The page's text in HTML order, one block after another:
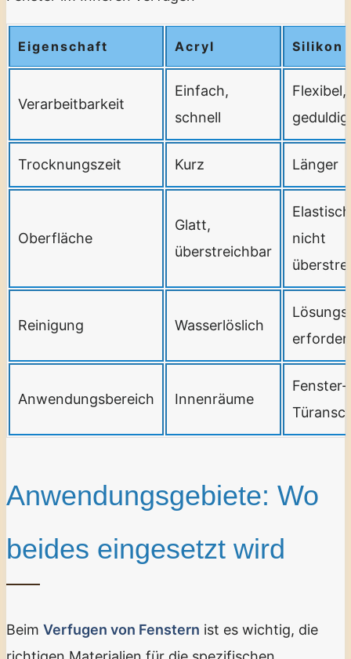
Eigenschaft Acryl Silikon
Verarbeitbarkeit
Einfach,
schnell
Flexibel,
geduldig
Trocknungszeit Kurz Länger
Oberfläche
Glatt,
überstreichbar
nicht
Reinigung Wasserlöslich
Anwendungsbereich Innenräume
Anwendungsgebiete: Wo
beides eingesetzt wird
Beim Verfugen von Fenstern ist es wichtig, die